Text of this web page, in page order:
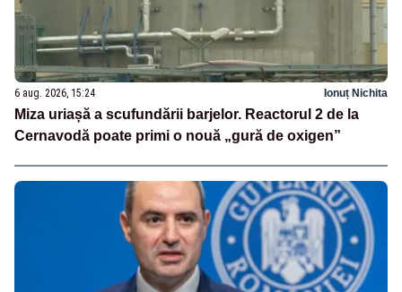
6 aug. 2026, 15:24 Ionuț Nichita
Miza uriașă a scufundării barjelor. Reactorul 2 de la
Cernavodă poate primi o nouă „gură de oxigen”